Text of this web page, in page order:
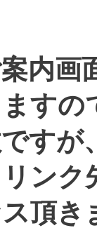
内画
すの
すが
ンク
頂き